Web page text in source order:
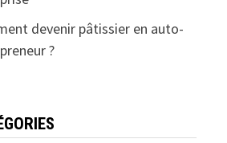
devenir pâtissier en auto-
?